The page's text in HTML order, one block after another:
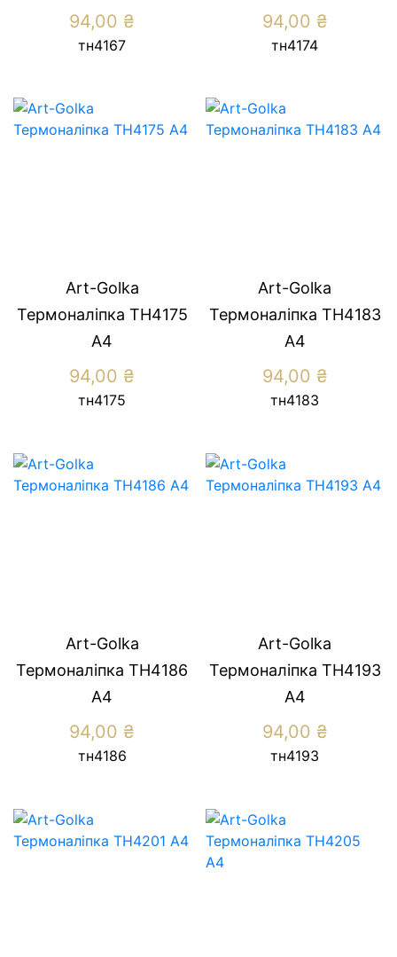
94,00 ₴
тн4167
94,00 ₴
тн4174
Art-Golka
Термоналіпка ТН4175
А4
94,00 ₴
тн4175
Art-Golka
Термоналіпка ТН4183
А4
94,00 ₴
тн4183
Art-Golka
Термоналіпка ТН4186
А4
94,00 ₴
тн4186
Art-Golka
Термоналіпка ТН4193
А4
94,00 ₴
тн4193